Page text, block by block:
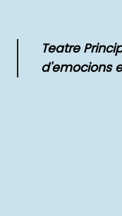
Teatre
d'emocions